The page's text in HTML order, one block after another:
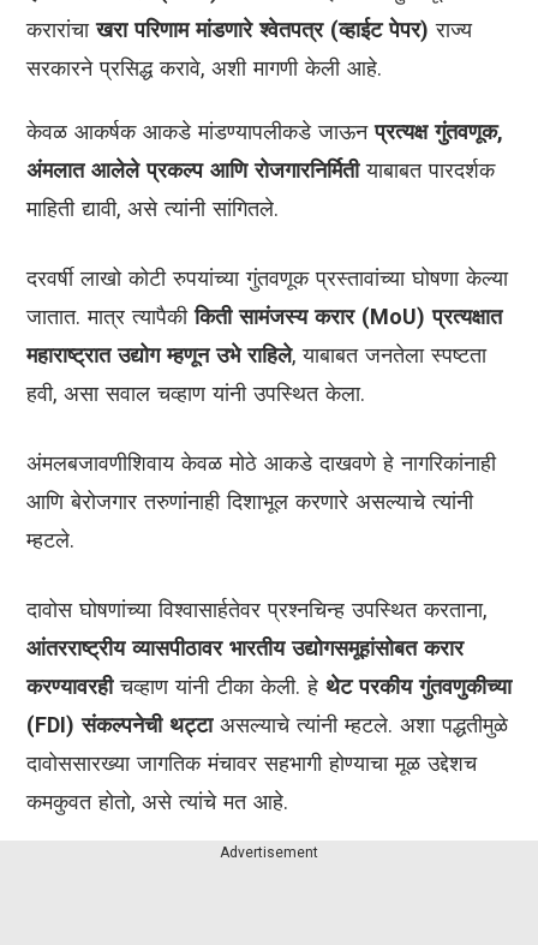
करारांचाखरा परिणाम मांडणारे श्वेतपत्र (व्हाईट पेपर) राज्य
सरकारने प्रसिद्ध करावे, अशी मागणी केली आहे.
केवळ आकर्षक आकडे मांडण्यापलीकडे जाऊनप्रत्यक्ष गुंतवणूक,
अंमलात आलेले प्रकल्प आणि रोजगारनिर्मितीयाबाबत पारदर्शक
माहिती द्यावी, असे त्यांनी सांगितले.
दरवर्षी लाखो कोटी रुपयांच्या गुंतवणूक प्रस्तावांच्या घोषणा केल्या
जातात. मात्र त्यापैकीकिती सामंजस्य करार (MoU) प्रत्यक्षात
महाराष्ट्रात उद्योग म्हणून उभे राहिले, याबाबत जनतेला स्पष्टता
हवी, असा सवाल चव्हाण यांनी उपस्थित केला.
अंमलबजावणीशिवाय केवळ मोठे आकडे दाखवणे हे नागरिकांनाही
आणि बेरोजगार तरुणांनाही दिशाभूल करणारे असल्याचे त्यांनी
म्हटले.
दावोस घोषणांच्या विश्वासार्हतेवर प्रश्नचिन्ह उपस्थित करताना,
आंतरराष्ट्रीय व्यासपीठावर भारतीय उद्योगसमूहांसोबत करार
करण्यावरहीचव्हाण यांनी टीका केली. हे थेट परकीय गुंतवणुकीच्या
(FDI) संकल्पनेची थट्टाअसल्याचे त्यांनी म्हटले. अशा पद्धतीमुळे
दावोससारख्या जागतिक मंचावर सहभागी होण्याचा मूळ उद्देशच
कमकुवत होतो, असे त्यांचे मत आहे.
Advertisement